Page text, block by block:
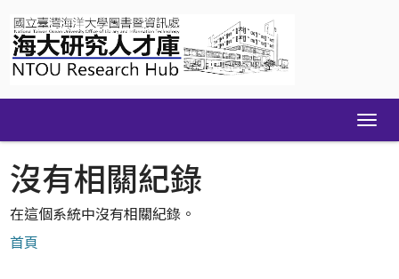
navigation
沒有相關紀錄
在這個系統中沒有相關紀錄。
首頁